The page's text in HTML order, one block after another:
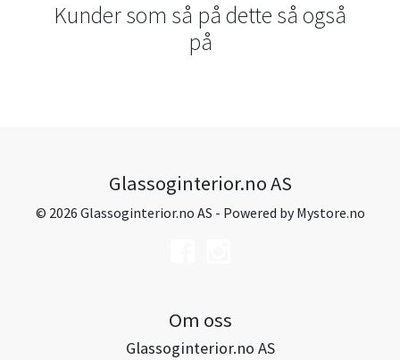
Kunder som så på dette så også
på
Glassoginterior.no AS
© 2026 Glassoginterior.no AS - Powered byMystore.no
Om oss
Glassoginterior.no AS